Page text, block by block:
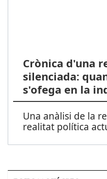
Crònica d'una
silenciada:
s'ofega en la
Una anàlisi de la
realitat política